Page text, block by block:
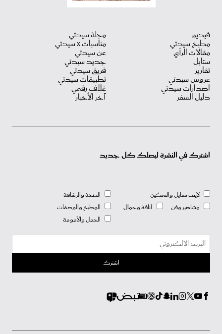
فيديو
مطبخ سيدتي
مقالات الرأي
ستايل
تقارير
عروس سيدتي
اصدارات سيدتي
دليل السفر
مجلة سيدتي
مناسبات X سيدتي
عن سيدتي
جديد سيدتي
فريق سيدتي
تطبيقات سيدتي
غلاف رقمي
آخر الأخبار
اشترك في النشرة ليصلك كل جديد
لايف ستايل والتمكين
مشاهير وفن
أناقة وجمال
الصحة والرشاقة
المطبخ والوصفات
الحمل والأمومة